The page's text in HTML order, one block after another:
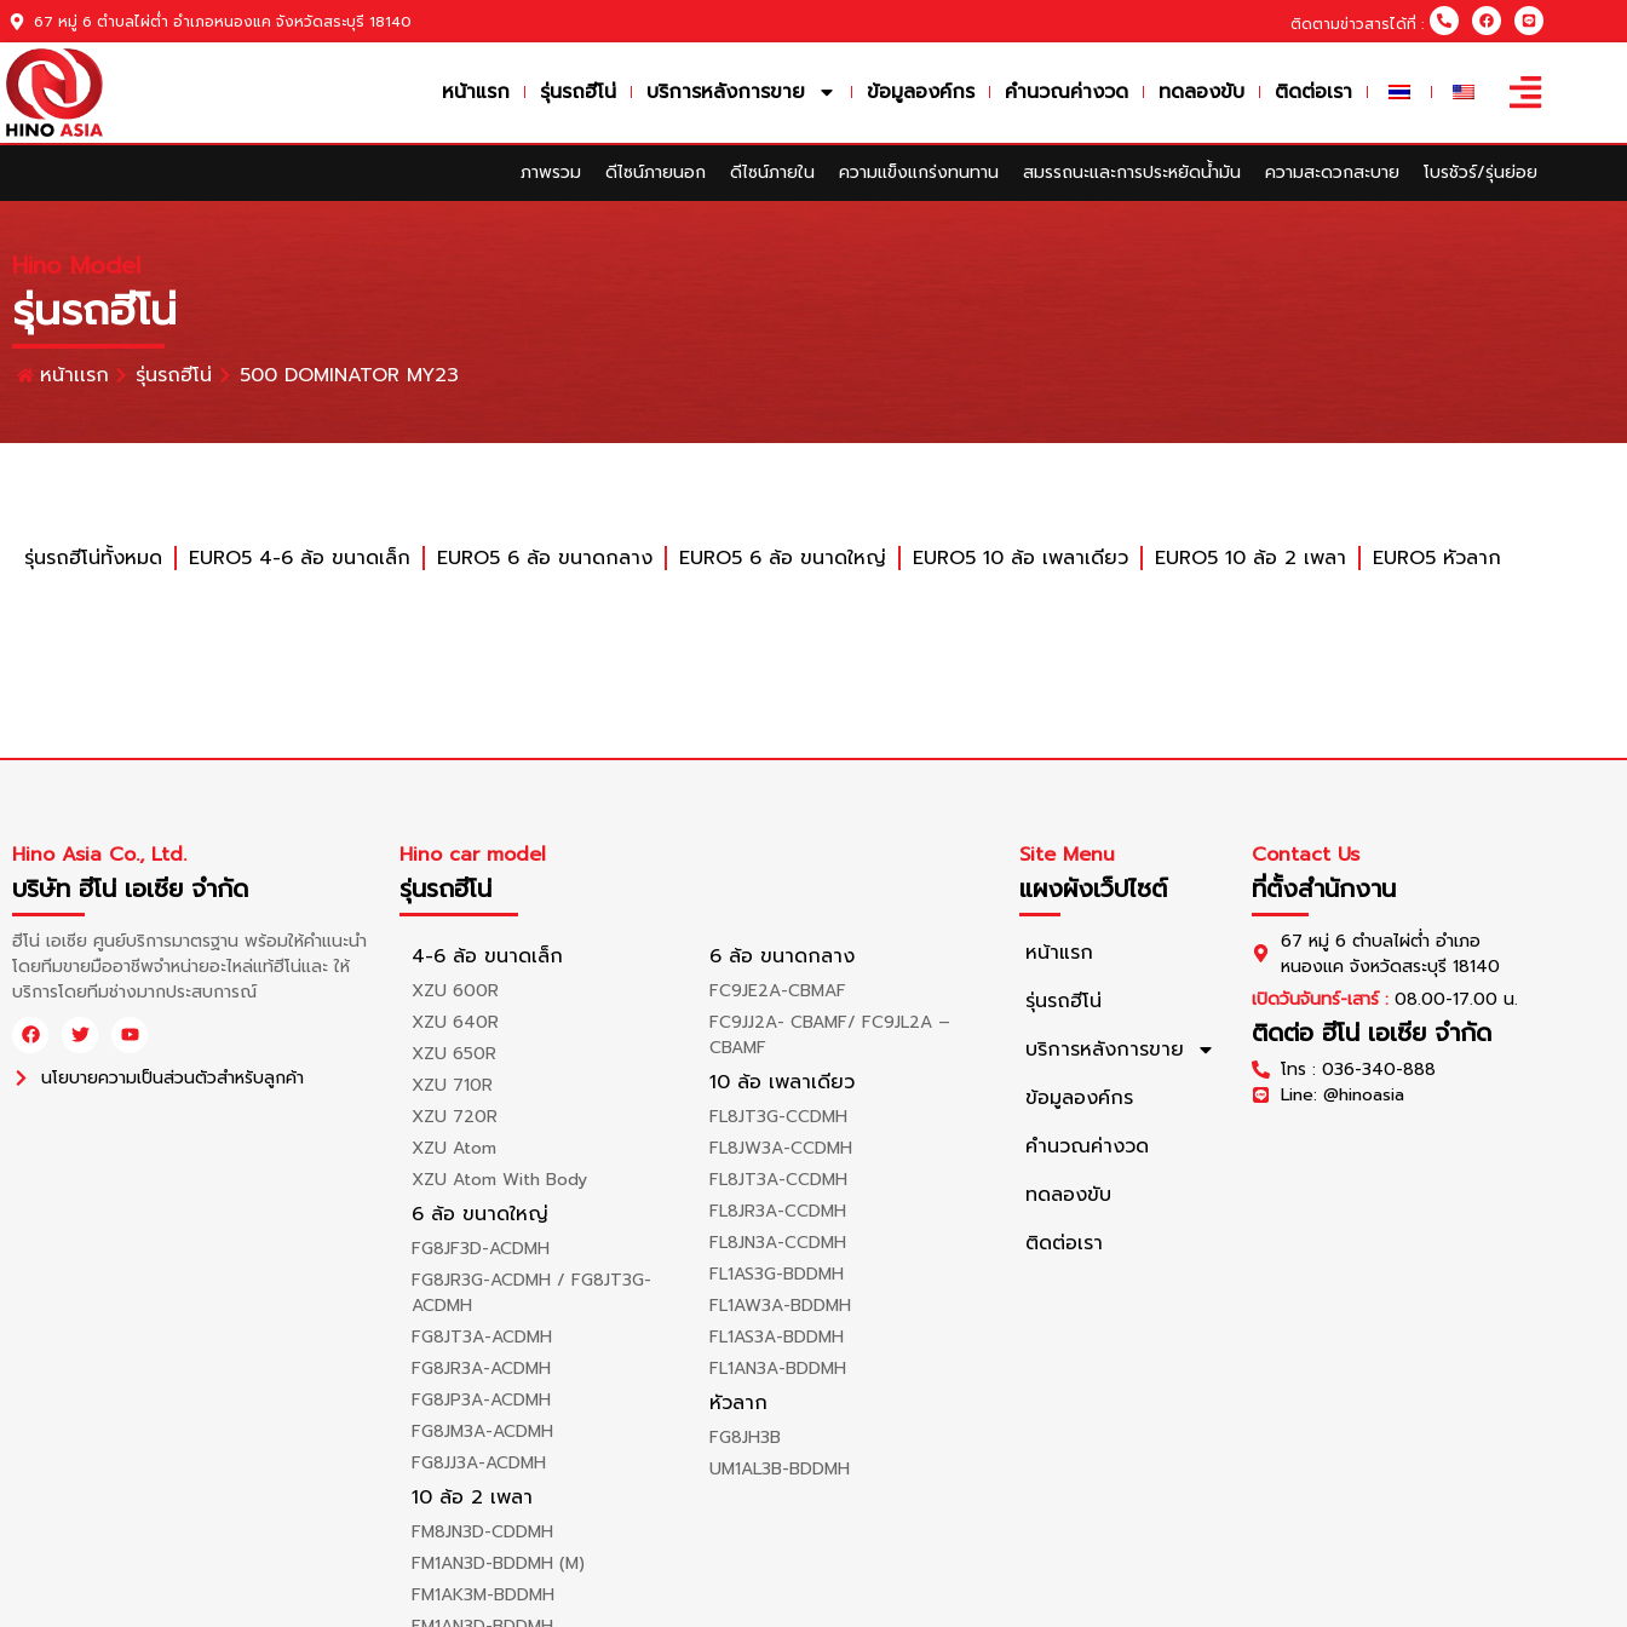
67 หมู่ 6 ตำบลไผ่ต่ำ อำเภอหนองแค จังหวัดสระบุรี 18140 ติดตามข่าวสารได้ที่ :
หน้าแรก รุ่นรถฮีโน่ บริการหลังการขาย ข้อมูลองค์กร คำนวณค่างวด ทดลองขับ ติดต่อเรา
ภาพรวม ดีไซน์ภายนอก ดีไซน์ภายใน ความแข็งแกร่งทนทาน สมรรถนะและการประหยัดน้ำมัน ความสะดวกสะบาย โบรชัวร์/รุ่นย่อย
Hino Model
รุ่นรถฮีโน่
หน้าเเรก รุ่นรถฮีโน่ 500 DOMINATOR MY23
รุ่นรถฮีโน่ทั้งหมด EURO5 4-6 ล้อ ขนาดเล็ก EURO5 6 ล้อ ขนาดกลาง EURO5 6 ล้อ ขนาดใหญ่ EURO5 10 ล้อ เพลาเดียว EURO5 10 ล้อ 2 เพลา EURO5 หัวลาก
Hino Asia Co., Ltd.
บริษัท ฮีโน่ เอเซีย จำกัด
ฮีโน่ เอเซีย ศูนย์บริการมาตรฐาน พร้อมให้คำแนะนำ
โดยทีมขายมืออาชีพจำหน่ายอะไหล่แท้ฮีโน่และ ให้
บริการโดยทีมช่างมากประสบการณ์
นโยบายความเป็นส่วนตัวสำหรับลูกค้า
Hino car model
รุ่นรถฮีโน่
4-6 ล้อ ขนาดเล็ก
XZU 600R
XZU 640R
XZU 650R
XZU 710R
XZU 720R
XZU Atom
XZU Atom With Body
6 ล้อ ขนาดใหญ่
FG8JF3D-ACDMH
FG8JR3G-ACDMH / FG8JT3G-
ACDMH
FG8JT3A-ACDMH
FG8JR3A-ACDMH
FG8JP3A-ACDMH
FG8JM3A-ACDMH
FG8JJ3A-ACDMH
10 ล้อ 2 เพลา
FM8JN3D-CDDMH
FM1AN3D-BDDMH (M)
FM1AK3M-BDDMH
6 ล้อ ขนาดกลาง
FC9JE2A-CBMAF
FC9JJ2A- CBAMF/ FC9JL2A –
CBAMF
10 ล้อ เพลาเดียว
FL8JT3G-CCDMH
FL8JW3A-CCDMH
FL8JT3A-CCDMH
FL8JR3A-CCDMH
FL8JN3A-CCDMH
FL1AS3G-BDDMH
FL1AW3A-BDDMH
FL1AS3A-BDDMH
FL1AN3A-BDDMH
หัวลาก
FG8JH3B
UM1AL3B-BDDMH
Site Menu
แผงผังเว็ปไซต์
หน้าแรก
รุ่นรถฮีโน่
บริการหลังการขาย
ข้อมูลองค์กร
คำนวณค่างวด
ทดลองขับ
ติดต่อเรา
Contact Us
ที่ตั้งสำนักงาน
67 หมู่ 6 ตำบลไผ่ต่ำ อำเภอ
หนองแค จังหวัดสระบุรี 18140
เปิดวันจันทร์-เสาร์ : 08.00-17.00 น.
ติดต่อ ฮีโน่ เอเซีย จำกัด
โทร : 036-340-888
Line: @hinoasia